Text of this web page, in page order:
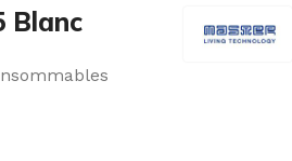
Blanc